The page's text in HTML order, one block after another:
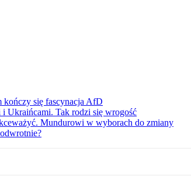
kończy się fascynacja AfD
i Ukraińcami. Tak rodzi się wrogość
Mundurowi w wyborach do zmiany